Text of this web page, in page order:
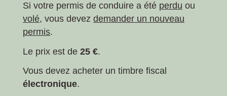
Si votre permis de conduire a été perdu ou
volé, vous devez demander un nouveau
permis.
Le prix est de 25 €.
Vous devez acheter un timbre fiscal
électronique.